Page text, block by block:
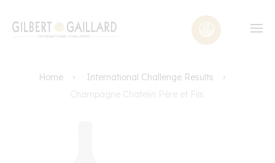
Home
International Challenge Results
Champagne Chatelin Père et Fils